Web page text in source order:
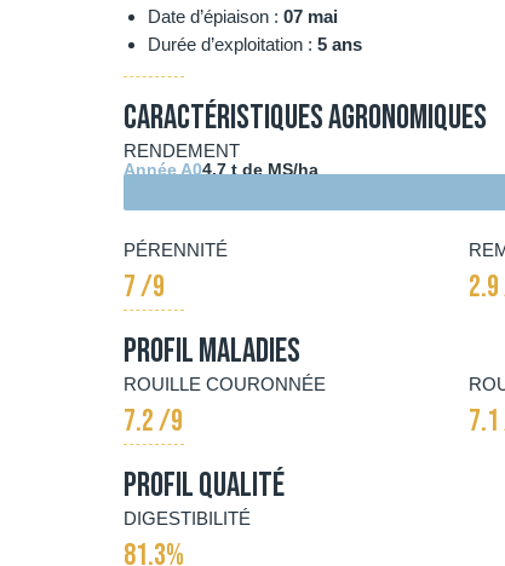
Date d’épiaison : 07 mai
Durée d’exploitation : 5 ans
Caractéristiques agronomiques
RENDEMENT
Année A04.7 t de MS/ha
PÉRENNITÉ
7 /9
Profil Maladies
ROUILLE COURONNÉE
7.2 /9
Profil qualité
DIGESTIBILITÉ
81.3%